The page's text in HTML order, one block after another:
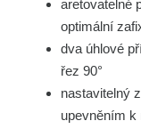
aretovatelné
optimální
dva úhlové
řez 90°
nastavitelný
upevněním k